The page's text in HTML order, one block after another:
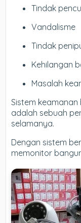
Tindak
Vandalisme
Tindak
Kehilangan
Masalah
Sistem
adalah sebuah
selamanya.
Dengan sistem
memonitor